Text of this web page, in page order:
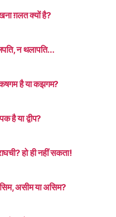
ग़लत क्यों है?
न थलापति…
है या कझगम?
है या द्वीप?
हो ही नहीं सकता!
असीम या असिम?